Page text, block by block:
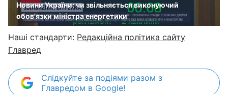
Новини України: чи звільняється виконуючий
обов'язки міністра енергетики
Наші стандарти: Редакційна політика сайту
Главред
Слідкуйте за подіями разом з
Главредом в Google!